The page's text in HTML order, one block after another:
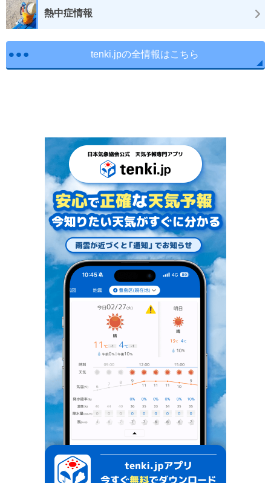
熱中症情報
tenki.jpの全情報はこちら